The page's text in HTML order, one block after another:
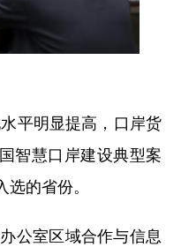
平明显提高，口岸货
智慧口岸建设典型案
的省份。
公室区域合作与信息